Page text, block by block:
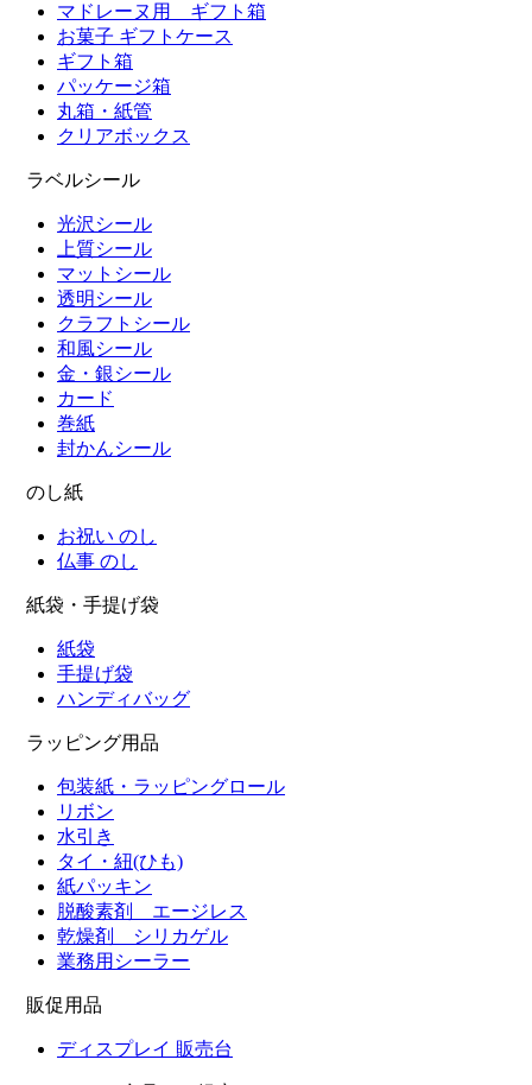
マドレーヌ用 ギフト箱
お菓子 ギフトケース
ギフト箱
パッケージ箱
丸箱・紙管
クリアボックス
ラベルシール
光沢シール
上質シール
マットシール
透明シール
クラフトシール
和風シール
金・銀シール
カード
巻紙
封かんシール
のし紙
お祝い のし
仏事 のし
紙袋・手提げ袋
紙袋
手提げ袋
ハンディバッグ
ラッピング用品
包装紙・ラッピングロール
リボン
水引き
タイ・紐(ひも)
紙パッキン
脱酸素剤 エージレス
乾燥剤 シリカゲル
業務用シーラー
販促用品
ディスプレイ 販売台